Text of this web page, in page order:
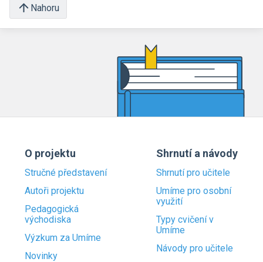
Nahoru
O projektu
Stručné představení
Autoři projektu
Pedagogická
východiska
Výzkum za Umíme
Novinky
Shrnutí a návody
Shrnutí pro učitele
Umíme pro osobní
využití
Typy cvičení v
Umíme
Návody pro učitele